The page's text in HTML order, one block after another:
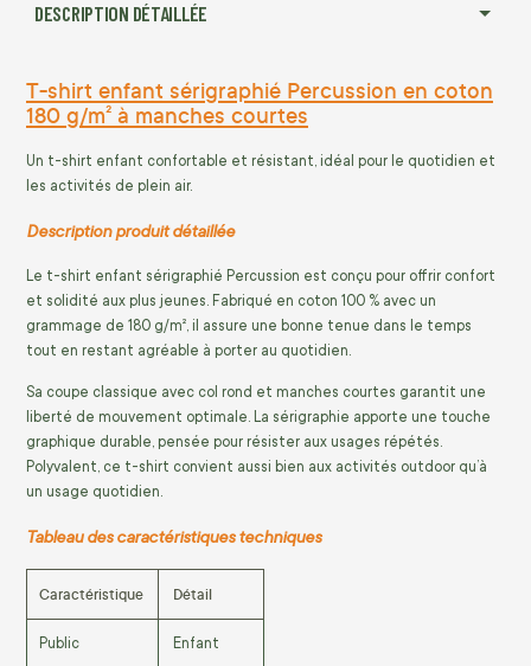
DESCRIPTION DÉTAILLÉE
T-shirt enfant sérigraphié Percussion en coton
180 g/m² à manches courtes
Un t-shirt enfant confortable et résistant, idéal pour le quotidien et
les activités de plein air.
Description produit détaillée
Le t-shirt enfant sérigraphié Percussion est conçu pour offrir confort
et solidité aux plus jeunes. Fabriqué en coton 100 % avec un
grammage de 180 g/m², il assure une bonne tenue dans le temps
tout en restant agréable à porter au quotidien.
Sa coupe classique avec col rond et manches courtes garantit une
liberté de mouvement optimale. La sérigraphie apporte une touche
graphique durable, pensée pour résister aux usages répétés.
Polyvalent, ce t-shirt convient aussi bien aux activités outdoor qu’à
un usage quotidien.
Tableau des caractéristiques techniques
Caractéristique Détail
Public Enfant